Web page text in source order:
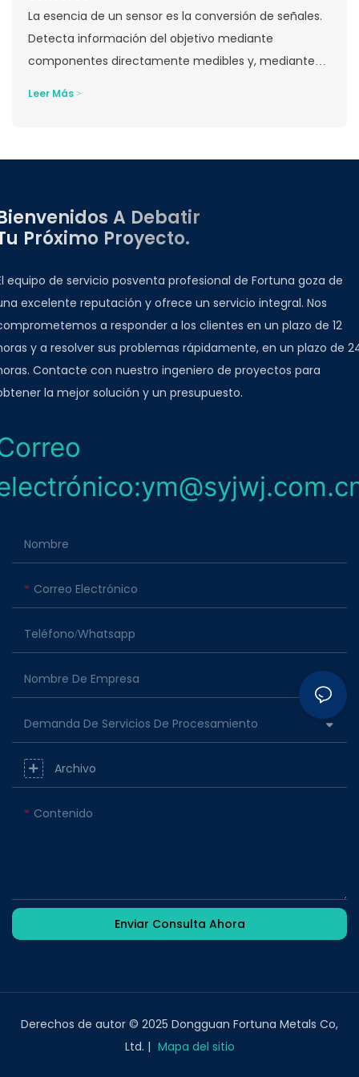
La esencia de un sensor es la conversión de señales.
Detecta información del objetivo mediante
componentes directamente medibles y, mediante
electrónica de consumo y la monitorización en
tiempo real en la sanidad, los sensores se han
impulsa la digitalización y la inteligencia de diversas
industrias.
Leer Más >
A Debatir
Próximo Proyecto.
equipo de servicio posventa profesional de Fortuna goza de
excelente reputación y ofrece un servicio integral. Nos
a responder a los clientes en un plazo de 12
y a resolver sus problemas rápidamente, en un plazo de
Contacte con nuestro ingeniero de proyectos para
la mejor solución y un presupuesto.
Nombre
Correo Electrónico
Teléfono/whatsapp
Nombre De Empresa
Demanda De Servicios De Procesamiento
Archivo
Contenido
Enviar Consulta Ahora
Derechos de autor © 2025 Dongguan Fortuna Metals Co,
Ltd. | Mapa del sitio